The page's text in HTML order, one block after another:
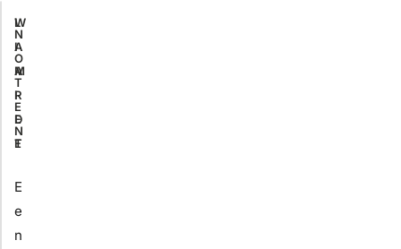
L
I
M
I
E
T
W
A
A
R
D
E
N
O
T
E
N
E
e
n